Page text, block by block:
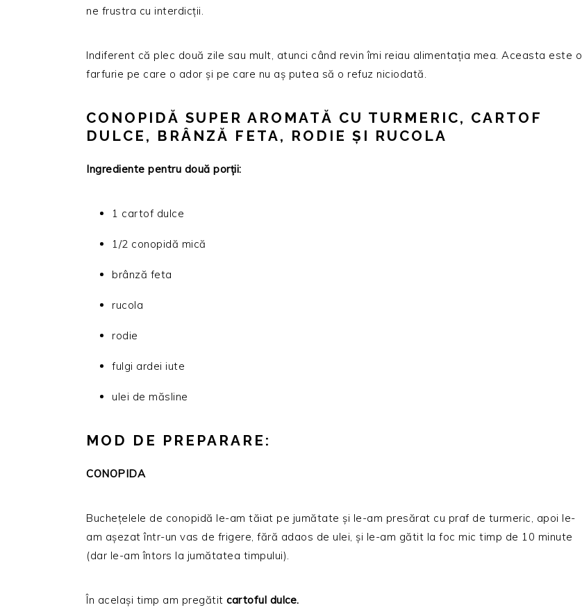
ne frustra cu interdicții.
Indiferent că plec două zile sau mult, atunci când revin îmi reiau alimentația mea. Aceasta este o
farfurie pe care o ador și pe care nu aș putea să o refuz niciodată.
CONOPIDĂ SUPER AROMATĂ CU TURMERIC, CARTOF
DULCE, BRÂNZĂ FETA, RODIE ȘI RUCOLA
Ingrediente pentru două porții:
1 cartof dulce
1/2 conopidă mică
brânză feta
rucola
rodie
fulgi ardei iute
ulei de măsline
MOD DE PREPARARE:
CONOPIDA
Buchețelele de conopidă le-am tăiat pe jumătate și le-am presărat cu praf de turmeric, apoi le-
am așezat într-un vas de frigere, fără adaos de ulei, și le-am gătit la foc mic timp de 10 minute
(dar le-am întors la jumătatea timpului).
În același timp am pregătit cartoful dulce.